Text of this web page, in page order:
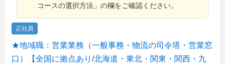
コースの選択方法」の欄をご確認ください。
正社員
★地域職：営業業務（一般事務・物流の司令塔・営業窓
口）【全国に拠点あり/北海道・東北・関東・関西・九